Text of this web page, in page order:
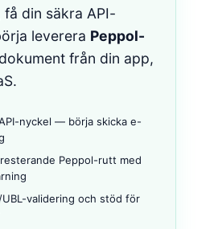
din säkra API-
leverera Peppol-
dokument från din app,
nyckel — börja skicka e-
Peppol-rutt med
UBL-validering och stöd för